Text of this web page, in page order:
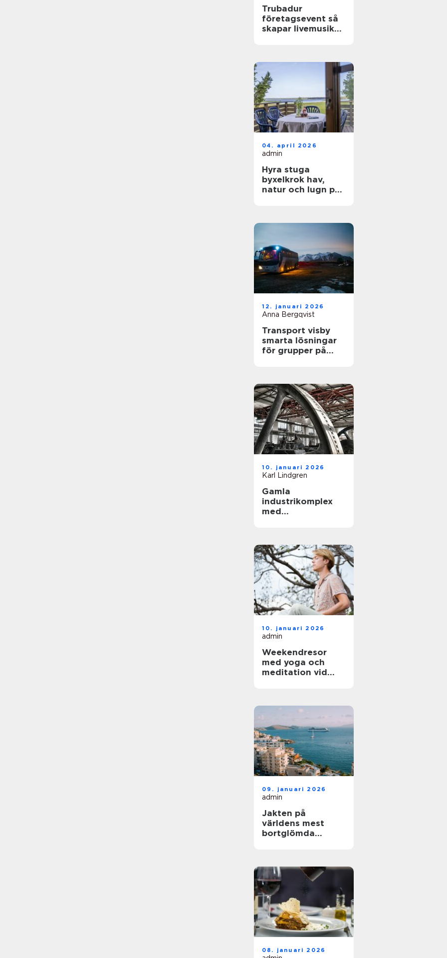
Trubadur
företagsevent så
skapar livemusik
04. april 2026
admin
Hyra stuga
byxelkrok hav,
natur och lugn på
12. januari 2026
Anna Bergqvist
Transport visby
smarta lösningar
för grupper på
10. januari 2026
Karl Lindgren
Gamla
industrikomplex
med
10. januari 2026
admin
Weekendresor
med yoga och
meditation vid
09. januari 2026
admin
Jakten på
världens mest
bortglömda
08. januari 2026